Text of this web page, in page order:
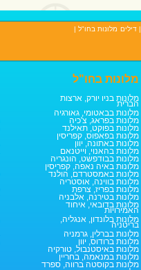
| דילים מלונות בחו"ל |
מלונות בחו"ל
מלונות בניו יורק, ארצות
הברית
מלונות בבאטומי, גאורגיה
מלונות בפראג, צ'כיה
מלונות בפוקט, תאילנד
מלונות בפאפוס, קפריסין
מלונות באתונה, יוון
מלונות בהאנוי, וייטנאם
מלונות בבודפשט, הונגריה
מלונות באיה נאפה, קפריסין
מלונות באמסטרדם, הולנד
מלונות בווינה, אוסטריה
מלונות בפריז, צרפת
מלונות בטירנה, אלבניה
מלונות בדובאי, איחוד
האמירויות
מלונות בלונדון, אנגליה,
בריטניה
מלונות בברלין, גרמניה
מלונות ברודוס, יוון
מלונות באיסטנבול, טורקיה
מלונות במנאמה, בחריין
מלונות בקוסטה ברווה, ספרד